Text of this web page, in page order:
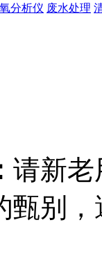
分析仪 废水处理
请新老
甄别